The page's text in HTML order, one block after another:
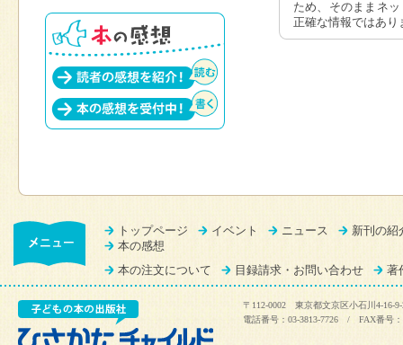
ため、そのままネ
正確な情報ではあ
トップページ イベント ニュース
新刊の紹
本の感想
本の注文について
目録請求・お問い合わせ 著
〒112-0002 東京都文京区小石川4-16-9-
電話番号：03-3813-7726 / FAX番号：